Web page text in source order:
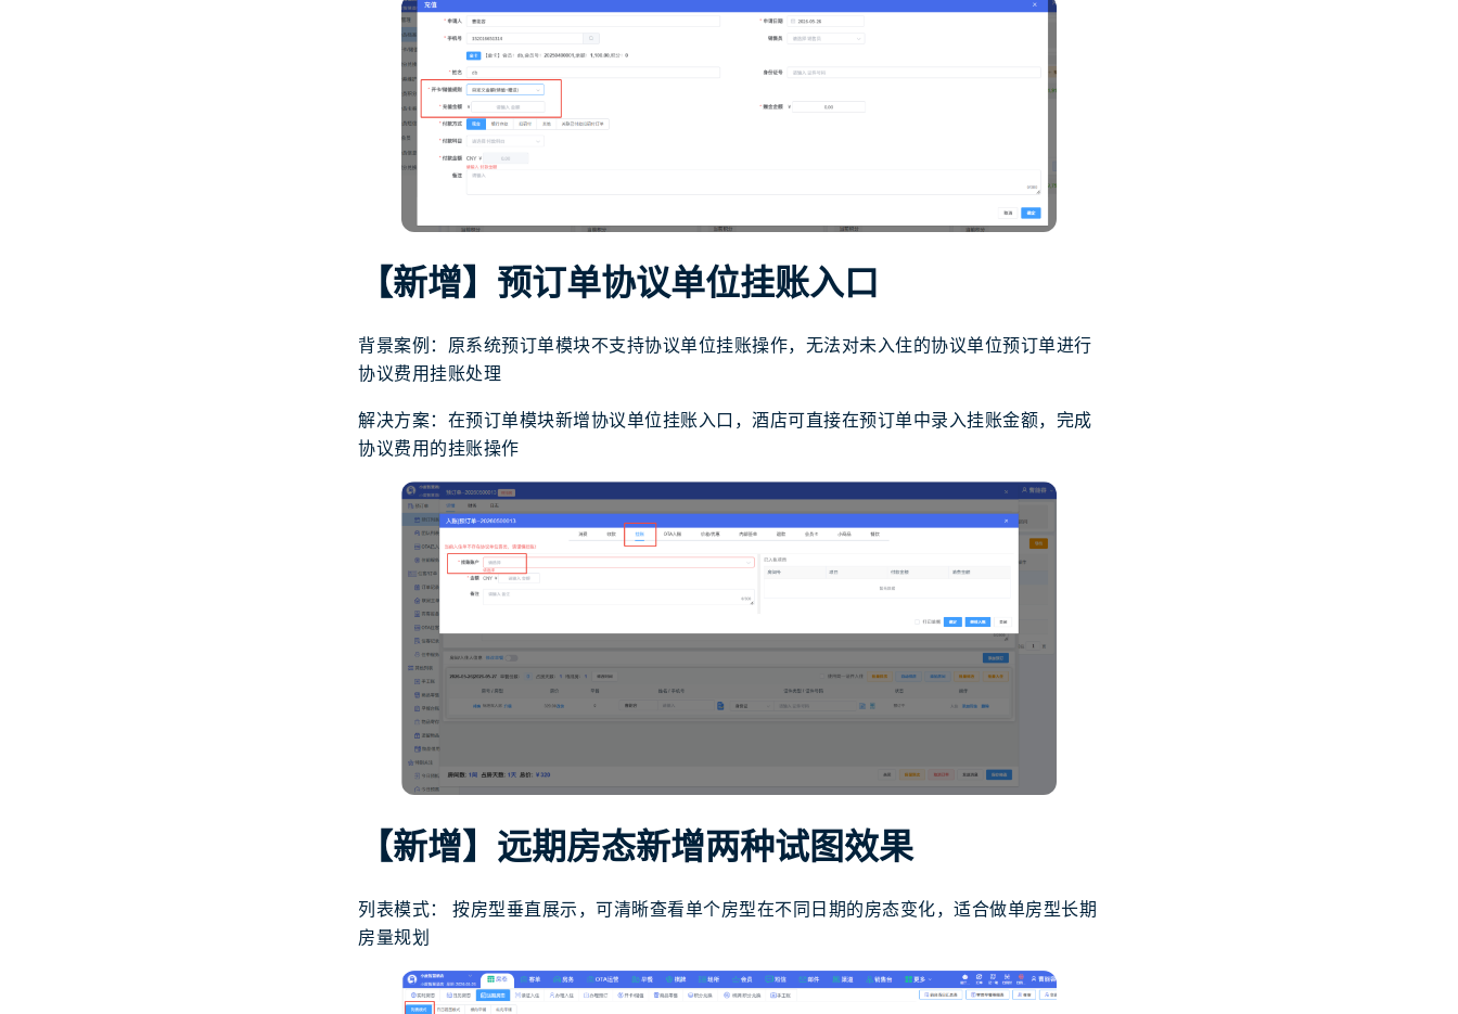
【新增】预订单协议单位挂账入口
背景案例：原系统预订单模块不支持协议单位挂账操作，无法对未入住的协议单位预订单进行
协议费用挂账处理
解决方案：在预订单模块新增协议单位挂账入口，酒店可直接在预订单中录入挂账金额，完成
协议费用的挂账操作
【新增】远期房态新增两种试图效果
列表模式： 按房型垂直展示，可清晰查看单个房型在不同日期的房态变化，适合做单房型长期
房量规划